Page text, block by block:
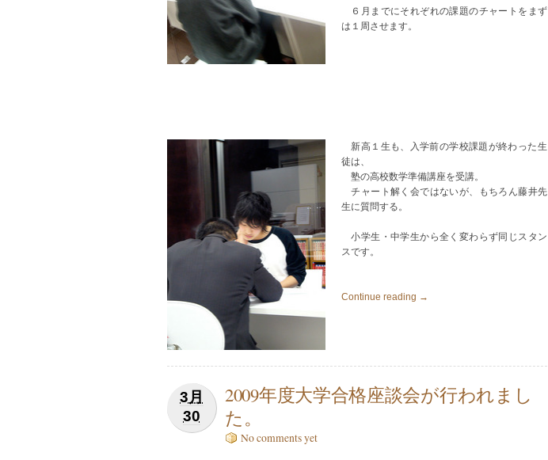
６月までにそれぞれの課題のチャートをまず
は１周させます。
新高１生も、入学前の学校課題が終わった生
徒は、
塾の高校数学準備講座を受講。
チャート解く会ではないが、もちろん藤井先
生に質問する。
小学生・中学生から全く変わらず同じスタン
スです。
Continue reading →
3月
30
2009年度大学合格座談会が行われまし
た。
No comments yet